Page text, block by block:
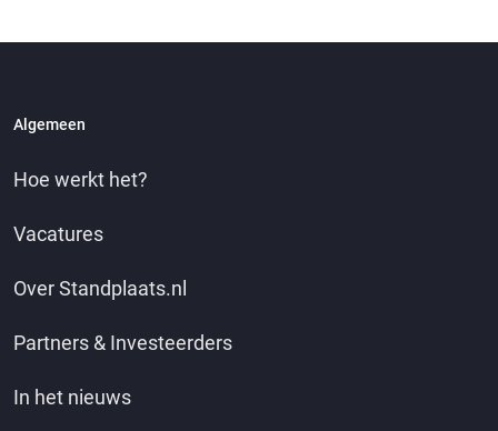
Algemeen
Hoe werkt het?
Vacatures
Over Standplaats.nl
Partners & Investeerders
In het nieuws